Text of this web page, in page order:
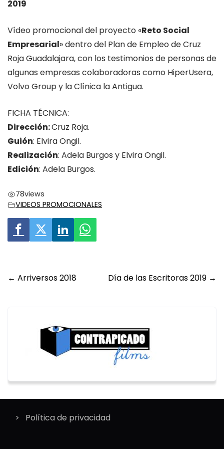
2019
Vídeo promocional del proyecto «Reto Social
Empresarial» dentro del Plan de Empleo de Cruz
Roja Guadalajara, con los testimonios de personas de
algunas empresas colaboradoras como HiperUsera,
Volvo Group y la Clínica la Antigua.
FICHA TÉCNICA:
Dirección:Cruz Roja.
Guión: Elvira Ongil.
Realización: Adela Burgos y Elvira Ongil.
Edición: Adela Burgos.
78views
VIDEOS PROMOCIONALES
Post
← Arriversos 2018 Día de las Escritoras 2019 →
Política de privacidad